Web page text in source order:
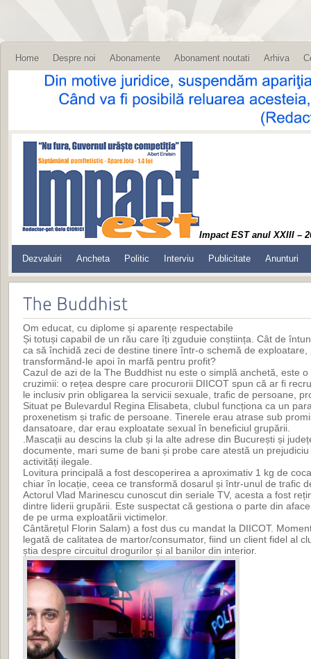
Home Despre noi Abonamente Abonament noutati Arhiva
Impact EST anul XXIII –
Dezvaluiri Ancheta Politic Interviu Publicitate Anunturi
Om educat, cu diplome și aparențe respectabile
Și totuși capabil de un rău care îți zguduie conștiința. Cât de
ca să închidă zeci de destine tinere într-o schemă de exploatare,
transformând-le apoi în marfă pentru profit?
Cazul de azi de la The Buddhist nu este o simplă anchetă, este
cruzimii: o rețea despre care procurorii DIICOT spun că ar fi
le inclusiv prin obligarea la servicii sexuale, trafic de persoane,
Situat pe Bulevardul Regina Elisabeta, clubul funcționa ca un
proxenetism și trafic de persoane. Tinerele erau atrase sub
dansatoare, dar erau exploatate sexual în beneficiul grupării.
.Mascații au descins la club și la alte adrese din București și
documente, mari sume de bani și probe care atestă un
activități ilegale.
Lovitura principală a fost descoperirea a aproximativ 1 kg de
chiar în locație, ceea ce transformă dosarul și într-unul de trafic
Actorul Vlad Marinescu cunoscut din seriale TV, acesta a fost
dintre liderii grupării. Este suspectat că gestiona o parte din
de pe urma exploatării victimelor.
Cântărețul Florin Salam) a fost dus cu mandat la DIICOT.
legată de calitatea de martor/consumator, fiind un client fidel al
știa despre circuitul drogurilor și al banilor din interior.